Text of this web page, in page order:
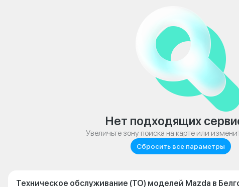
Нет подходящих
Увеличьте зону поиска на карте или
Сбросить все параметры
Техническое обслуживание (ТО) моделей Mazda в